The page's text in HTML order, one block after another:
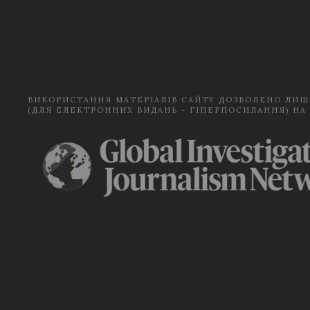
ВИКОРИСТАННЯ МАТЕРІАЛІВ САЙТУ ДОЗВОЛЕНО
(ДЛЯ ЕЛЕКТРОННИХ ВИДАНЬ - ГІПЕРПОСИЛАННЯ) НА